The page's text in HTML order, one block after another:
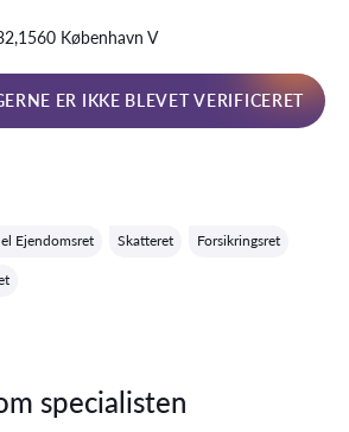
København V
ER IKKE BLEVET VERIFICERET
Ejendomsret Skatteret Forsikringsret
specialisten